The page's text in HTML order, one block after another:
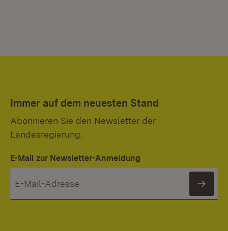
Immer auf dem neuesten Stand
Abonnieren Sie den Newsletter der
Landesregierung.
E-Mail zur Newsletter-Anmeldung